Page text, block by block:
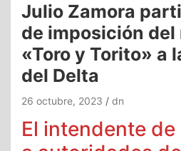
Julio Zamora
de imposición del
«Toro y Torito» a
del Delta
26 octubre, 2023 dn
El intendente